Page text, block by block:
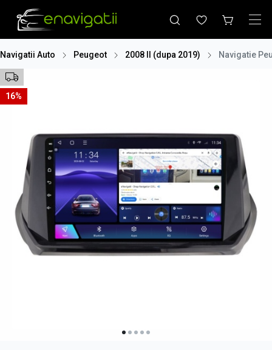
Navigatii Auto Peugeot 2008 II (dupa 2019) Navigatie
16%